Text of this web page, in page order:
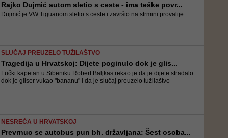
Rajko Dujmić autom sletio s ceste - ima teške povr...
Dujmić je VW Tiguanom sletio s ceste i završio na strmini provalije
SLUČAJ PREUZELO TUŽILAŠTVO
Tragedija u Hrvatskoj: Dijete poginulo dok je glis...
Lučki kapetan u Šibeniku Robert Baljkas rekao je da je dijete stradalo
dok je gliser vukao "bananu" i da je slučaj preuzelo tužilaštvo
NESREĆA U HRVATSKOJ
Prevrnuo se autobus pun bh. državljana: Šest osoba...